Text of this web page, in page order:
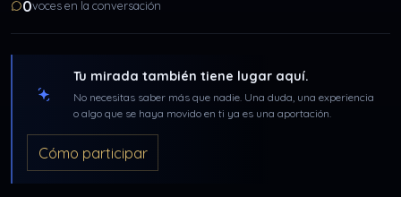
0voces en la conversación
Tu mirada también tiene lugar aquí.
No necesitas saber más que nadie. Una duda, una experiencia
o algo que se haya movido en ti ya es una aportación.
Cómo participar